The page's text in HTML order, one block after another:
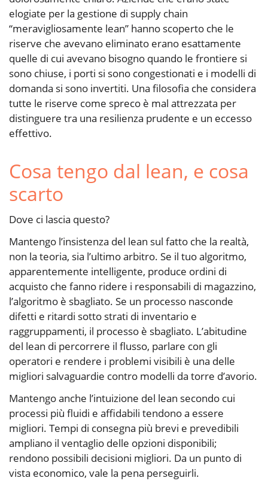
elogiate per la gestione di supply chain
“meravigliosamente lean” hanno scoperto che le
riserve che avevano eliminato erano esattamente
quelle di cui avevano bisogno quando le frontiere si
sono chiuse, i porti si sono congestionati e i modelli di
domanda si sono invertiti. Una filosofia che considera
tutte le riserve come spreco è mal attrezzata per
distinguere tra una resilienza prudente e un eccesso
effettivo.
Cosa tengo dal lean, e cosa
scarto
Dove ci lascia questo?
Mantengo l’insistenza del lean sul fatto che la realtà,
non la teoria, sia l’ultimo arbitro. Se il tuo algoritmo,
apparentemente intelligente, produce ordini di
acquisto che fanno ridere i responsabili di magazzino,
l’algoritmo è sbagliato. Se un processo nasconde
difetti e ritardi sotto strati di inventario e
raggruppamenti, il processo è sbagliato. L’abitudine
del lean di percorrere il flusso, parlare con gli
operatori e rendere i problemi visibili è una delle
migliori salvaguardie contro modelli da torre d’avorio.
Mantengo anche l’intuizione del lean secondo cui
processi più fluidi e affidabili tendono a essere
migliori. Tempi di consegna più brevi e prevedibili
ampliano il ventaglio delle opzioni disponibili;
rendono possibili decisioni migliori. Da un punto di
vista economico, vale la pena perseguirli.